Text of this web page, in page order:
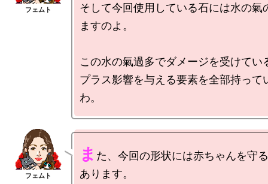
そして今回使用している石には水の氣
ますのよ。
この水の氣過多でダメージを受けてい
プラス影響を与える要素を全部持って
ま た、今回の形状には赤ちゃんを守
あります。